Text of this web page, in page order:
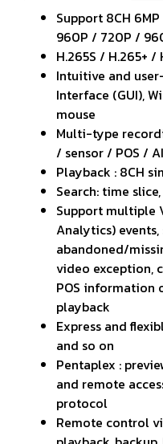
Support 8CH
960P / 720P /
H.265S / H.265+
Intuitive and
Interface (GUI),
mouse
Multi-type
/ sensor / POS /
Playback : 8CH
Search: time
Support multiple
Analytics)
abandoned/
video exception,
POS information
playback
Express and
and so on
Pentaplex :
and remote
protocol
Remote control